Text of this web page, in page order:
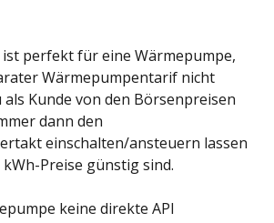
perfekt für eine Wärmepumpe,
Wärmepumpentarif nicht
Kunde von den Börsenpreisen
dann den
einschalten/ansteuern lassen
Preise günstig sind.
keine direkte API